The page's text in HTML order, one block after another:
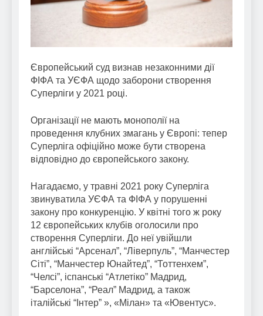
Європейський суд визнав незаконними дії
ФІФА та УЄФА щодо заборони створення
Суперліги у 2021 році.
Організації не мають монополії на
проведення клубних змагань у Європі: тепер
Суперліга офіційно може бути створена
відповідно до європейського закону.
Нагадаємо, у травні 2021 року Суперліга
звинуватила УЄФА та ФІФА у порушенні
закону про конкуренцію. У квітні того ж року
12 європейських клубів оголосили про
створення Суперліги. До неї увійшли
англійські “Арсенал”, “Ліверпуль”, “Манчестер
Сіті”, “Манчестер Юнайтед”, “Тоттенхем”,
“Челсі”, іспанські “Атлетіко” Мадрид,
“Барселона”, “Реал” Мадрид, а також
італійські “Інтер” », «Мілан» та «Ювентус».